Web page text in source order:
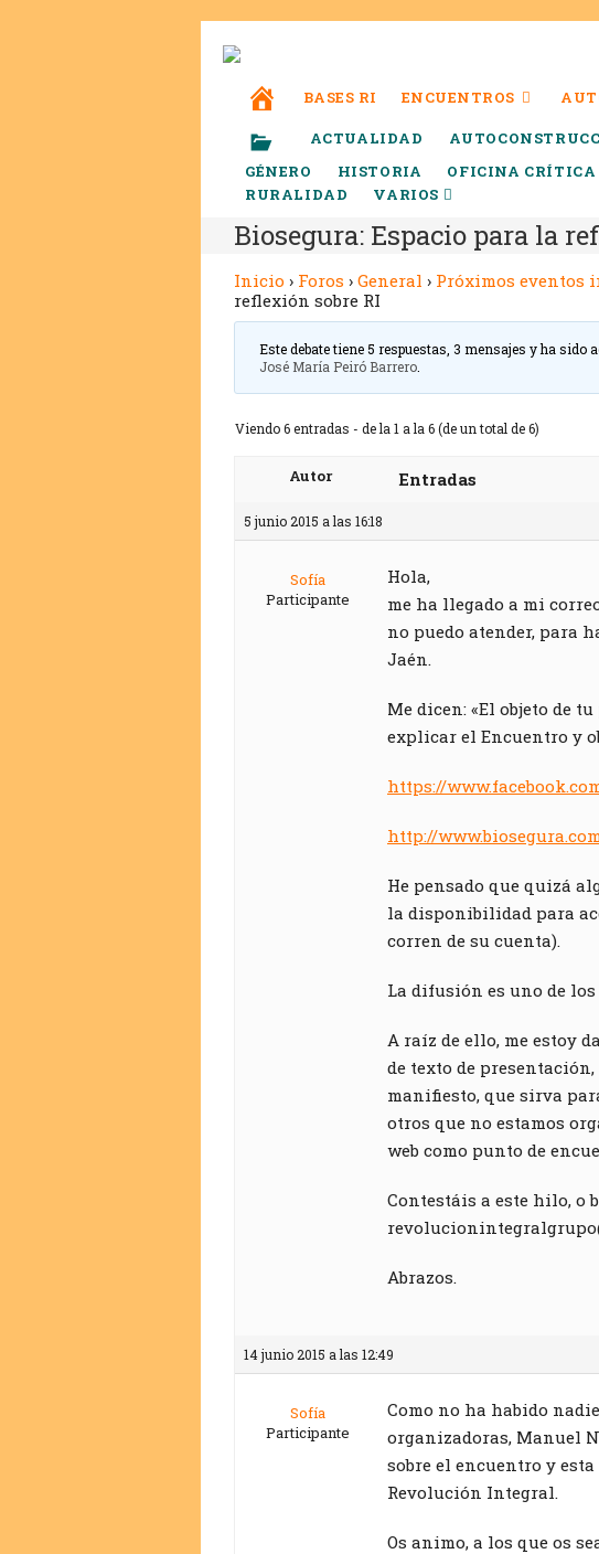
BASES RI ENCUENTROS
ACTUALIDAD
GÉNERO
HISTORIA OFICINA CRÍTICA
RURALIDAD
VARIOS
Biosegura: Espacio para la
Inicio › Foros › General › Próximos eventos
reflexión sobre RI
Este debate tiene 5 respuestas, 3 mensajes y ha sido
José María Peiró Barrero
Viendo 6 entradas - de la 1 a la 6 (de un total de 6)
Autor Entradas
5 junio 2015 a las 16:18
Sofía
Participante
Hola,
me ha llegado a mi
no puedo atender, para
Jaén.
Me dicen: «El objeto de
explicar el Encuentro y
https://
http://
He pensado que quizá
la disponibilidad para
corren de su cuenta).
La difusión es uno de
A raíz de ello, me estoy
de texto de
manifiesto, que sirva
otros que no estamos
web como punto de
Contestáis a este hilo, o
Abrazos.
14 junio 2015 a las 12:49
Sofía
Participante
Como no ha habido
organizadoras, Manuel
sobre el encuentro y
Revolución Integral.
Os animo, a los que os